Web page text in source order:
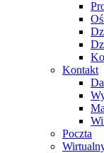
Kontakt
Poczta